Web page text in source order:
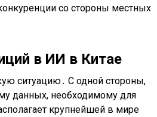
со стороны местных
в ИИ в Китае
ситуацию․ С одной стороны,
данных, необходимому для
крупнейшей в мире